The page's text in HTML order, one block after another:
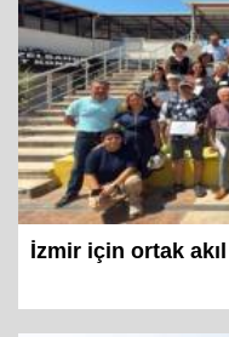
İzmir için ortak